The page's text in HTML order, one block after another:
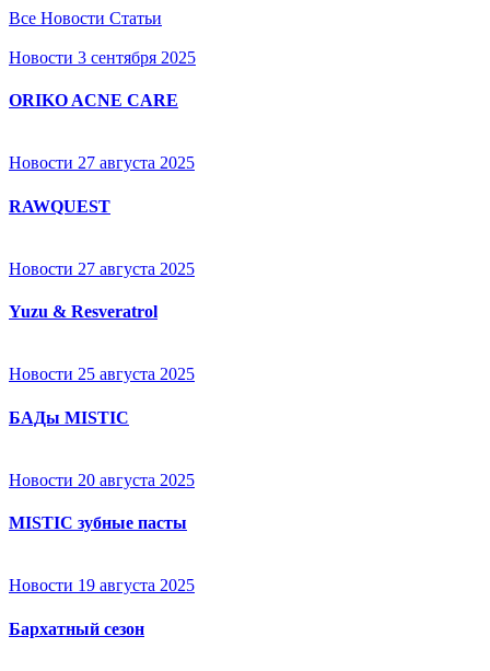
Все Новости Статьи
Новости 3 сентября 2025
ORIKO ACNE CARE
Новости 27 августа 2025
RAWQUEST
Новости 27 августа 2025
Yuzu & Resveratrol
Новости 25 августа 2025
БАДы MISTIC
Новости 20 августа 2025
MISTIC зубные пасты
Новости 19 августа 2025
Бархатный сезон